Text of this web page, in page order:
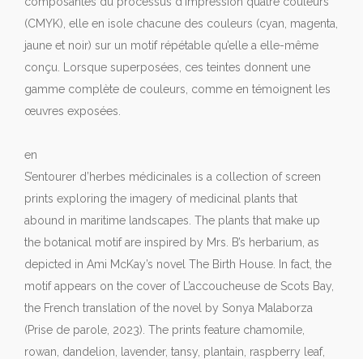
(CMYK), elle en isole chacune des couleurs (cyan, magenta,
jaune et noir) sur un motif répétable qu’elle a elle-même
conçu. Lorsque superposées, ces teintes donnent une
gamme complète de couleurs, comme en témoignent les
œuvres exposées.
en
S’entourer d’herbes médicinales is a collection of screen
prints exploring the imagery of medicinal plants that
abound in maritime landscapes. The plants that make up
the botanical motif are inspired by Mrs. B’s herbarium, as
depicted in Ami McKay’s novel The Birth House. In fact, the
motif appears on the cover of L’accoucheuse de Scots Bay,
the French translation of the novel by Sonya Malaborza
(Prise de parole, 2023). The prints feature chamomile,
rowan, dandelion, lavender, tansy, plantain, raspberry leaf,